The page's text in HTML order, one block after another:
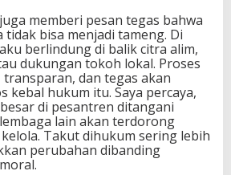
memberi pesan tegas bahwa
tidak bisa menjadi tameng. Di
berlindung di balik citra alim,
dukungan tokoh lokal. Proses
dan tegas akan
kebal hukum itu. Saya percaya,
di pesantren ditangani
lain akan terdorong
Takut dihukum sering lebih
perubahan dibanding